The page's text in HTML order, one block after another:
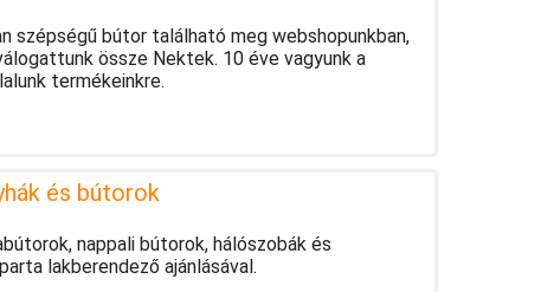
szépségű bútor található meg webshopunkban,
össze Nektek. 10 éve vagyunk a
termékeinkre.
és bútorok
nappali bútorok, hálószobák és
lakberendező ajánlásával.